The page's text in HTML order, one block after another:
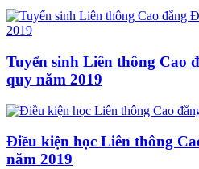
Tuyển sinh Liên thông Cao
quy năm 2019
Điều kiện học Liên thông
năm 2019